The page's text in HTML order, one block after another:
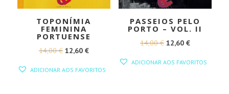
TOPONÍMIA
FEMININA
PORTUENSE
14,00€ O
12,60 €O
ADICIONAR AOS FAVORITOS
PASSEIOS PELO
PORTO – VOL. II
14,00€ O
12,60 €O
ADICIONAR AOS FAVORITOS